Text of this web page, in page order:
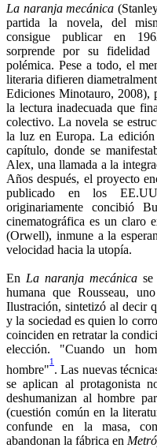
La naranja mecánica
partida la novela, del
consigue publicar en
sorprende por su
polémica. Pese a todo, el
literaria difieren
Ediciones Minotauro, 2008),
la lectura inadecuada que
colectivo. La novela se
la luz en Europa. La edición
capítulo, donde se
Alex, una llamada a la
Años después, el proyecto
publicado en los
originariamente concibió
cinematográfica es un claro
(Orwell), inmune a la
velocidad hacia la utopía.
En La naranja mecánica
humana que Rousseau,
Ilustración, sintetizó al decir
y la sociedad es quien lo
coinciden en retratar la
elección. "Cuando un
hombre"
1
. Las nuevas
se aplican al protagonista
deshumanizan al hombre
(cuestión común en la
confunde en la masa,
abandonan la fábrica en